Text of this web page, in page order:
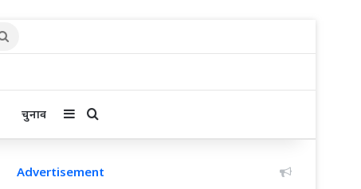
Search
चुनाव Sidebar
Advertisement